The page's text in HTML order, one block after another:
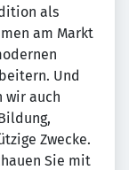
als
am Markt
Und
wir auch
Zwecke.
Sie mit